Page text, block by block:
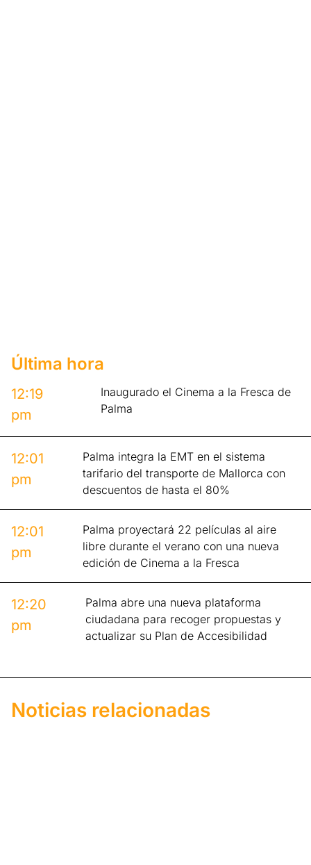
Última hora
12:19
pm
Inaugurado el Cinema a la Fresca de
Palma
12:01
pm
Palma integra la EMT en el sistema
tarifario del transporte de Mallorca con
descuentos de hasta el 80%
12:01
pm
Palma proyectará 22 películas al aire
libre durante el verano con una nueva
edición de Cinema a la Fresca
12:20
pm
Palma abre una nueva plataforma
ciudadana para recoger propuestas y
actualizar su Plan de Accesibilidad
Noticias relacionadas